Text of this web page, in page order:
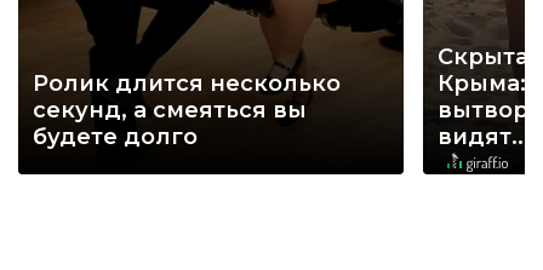
Ролик длится несколько
секунд, а смеяться вы
будете долго
Крыма:
видят...